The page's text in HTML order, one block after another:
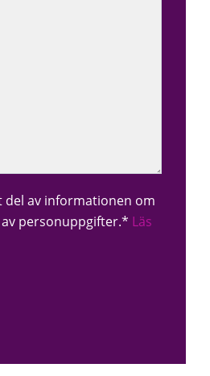
del av informationen om
personuppgifter.* Läs